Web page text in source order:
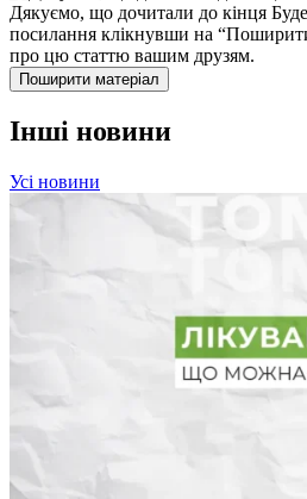
Дякуємо, що дочитали до кінця
посилання клікнувши на
про цю статтю вашим друзям.
Поширити матеріал
Інші новини
Усі новини